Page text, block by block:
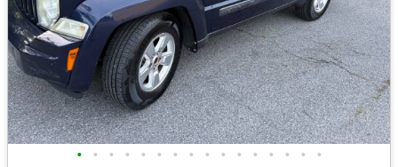
• • • • • • • • • • • • • • • •